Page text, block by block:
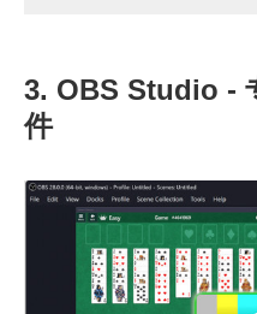
3. OBS Studio -
件